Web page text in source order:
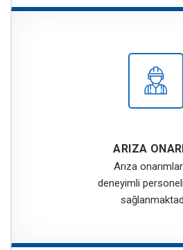
ARIZA
Arıza
deneyimli